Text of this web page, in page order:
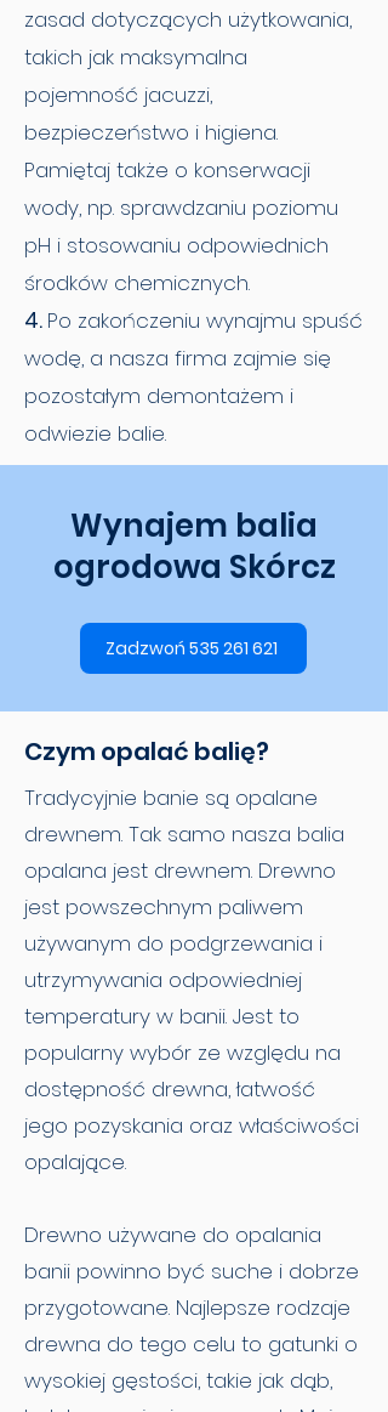
zasad dotyczących użytkowania,
takich jak maksymalna
pojemność jacuzzi,
bezpieczeństwo i higiena.
Pamiętaj także o konserwacji
wody, np. sprawdzaniu poziomu
pH i stosowaniu odpowiednich
środków chemicznych.
4. Po zakończeniu wynajmu spuść
wodę, a nasza firma zajmie się
pozostałym demontażem i
odwiezie balie.
Wynajem balia
ogrodowa Skórcz
Zadzwoń 535 261 621
Czym opalać balię?
Tradycyjnie banie są opalane
drewnem. Tak samo nasza balia
opalana jest drewnem. Drewno
jest powszechnym paliwem
używanym do podgrzewania i
utrzymywania odpowiedniej
temperatury w banii. Jest to
popularny wybór ze względu na
dostępność drewna, łatwość
jego pozyskania oraz właściwości
opalające.
Drewno używane do opalania
banii powinno być suche i dobrze
przygotowane. Najlepsze rodzaje
drewna do tego celu to gatunki o
wysokiej gęstości, takie jak dąb,